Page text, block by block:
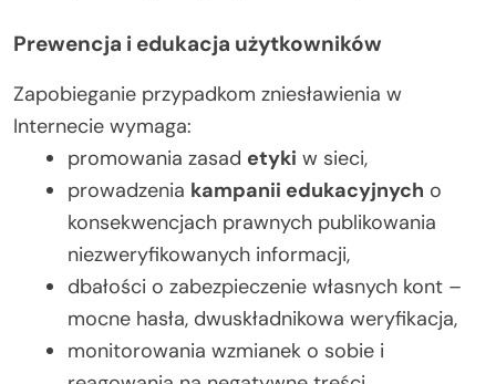
Prewencja i edukacja użytkowników
Zapobieganie przypadkom zniesławienia w
Internecie wymaga:
promowania zasad etyki w sieci,
prowadzenia kampanii edukacyjnych o
konsekwencjach prawnych publikowania
niezweryfikowanych informacji,
dbałości o zabezpieczenie własnych kont –
mocne hasła, dwuskładnikowa weryfikacja,
monitorowania wzmianek o sobie i